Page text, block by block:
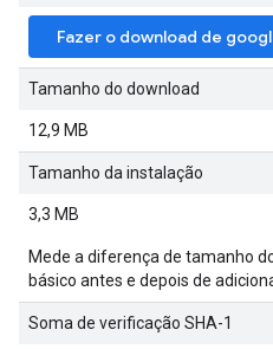
Fazer o download de
Tamanho do download
12,9 MB
Tamanho da instalação
3,3 MB
Mede a diferença de tamanho
básico antes e depois de
Soma de verificação SHA-1